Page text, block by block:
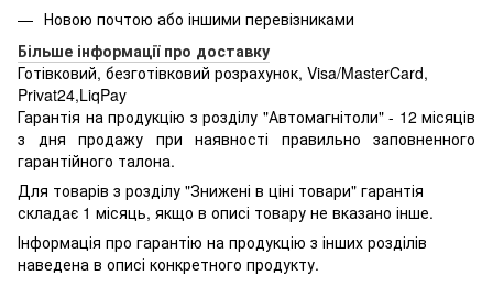
Новою почтою або іншими перевізниками
Більше інформації про доставку
Готівковий, безготівковий розрахунок, Visa/MasterCard,
Privat24,LiqPay
Гарантія на продукцію з розділу "Автомагнітоли" - 12 місяців
з дня продажу при наявності правильно заповненного
гарантійного талона.
Для товарів з розділу "Знижені в ціні товари" гарантія
складає 1 місяць, якщо в описі товару не вказано інше.
Інформація про гарантію на продукцію з інших розділів
наведена в описі конкретного продукту.